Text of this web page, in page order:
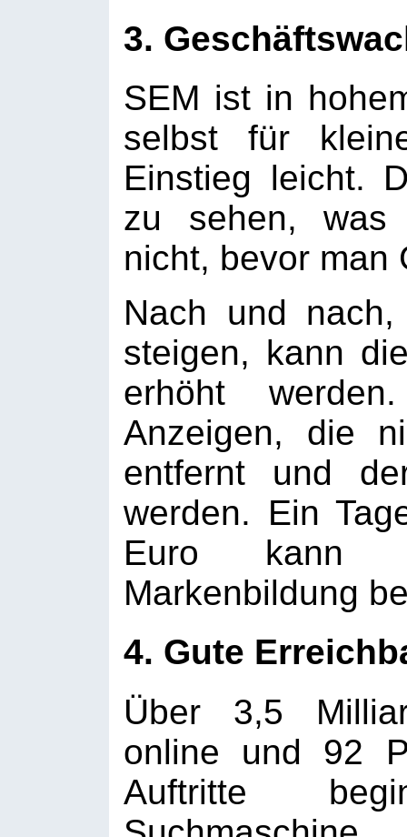
3.
SEM ist in
selbst für
Einstieg leicht.
zu sehen, was
nicht, bevor man
Nach und
steigen, kann
erhöht
Anzeigen, die
entfernt und
werden. Ein
Euro kann
Markenbildung
4. Gute
Über 3,5
online und 92
Auftritte